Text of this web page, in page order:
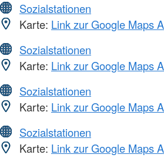
Sozialstationen
Karte: Link zur Google Maps
Sozialstationen
Karte: Link zur Google Maps
Sozialstationen
Karte: Link zur Google Maps
Sozialstationen
Karte: Link zur Google Maps